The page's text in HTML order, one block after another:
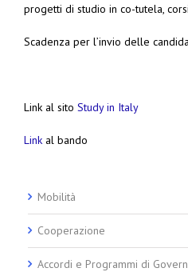
progetti di studio in co-tutela,
Scadenza per l’invio delle
Link al sito Study in Italy
Link al bando
Mobilità
Cooperazione
Accordi e Programmi di